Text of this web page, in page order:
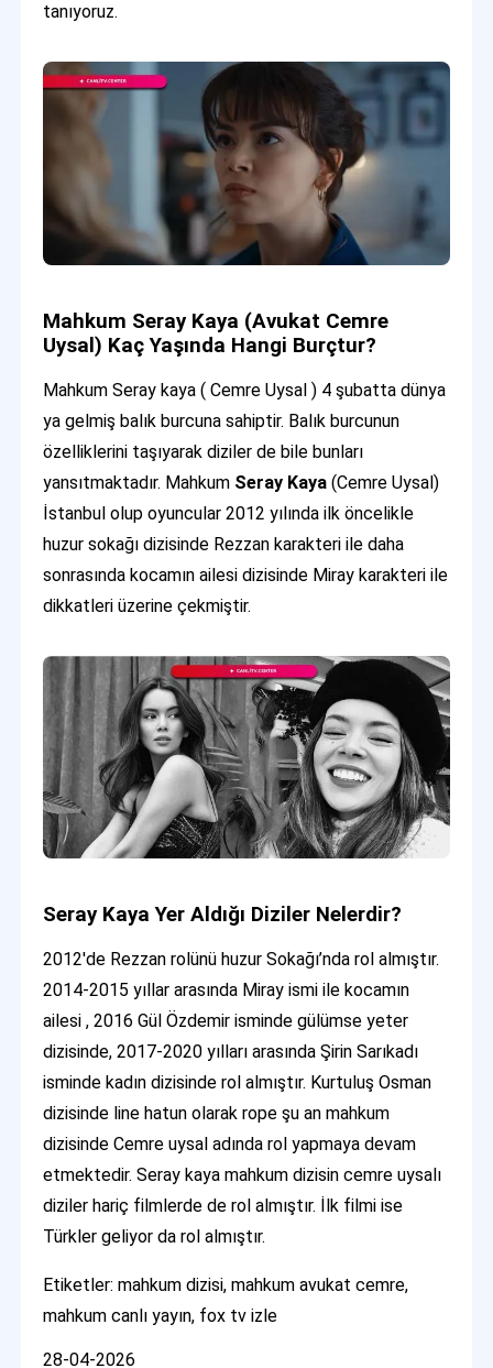
tanıyoruz.
Mahkum Seray Kaya (Avukat Cemre
Uysal) Kaç Yaşında Hangi Burçtur?
Mahkum Seray kaya ( Cemre Uysal ) 4 şubatta dünya
ya gelmiş balık burcuna sahiptir. Balık burcunun
özelliklerini taşıyarak diziler de bile bunları
yansıtmaktadır. Mahkum Seray Kaya (Cemre Uysal)
İstanbul olup oyuncular 2012 yılında ilk öncelikle
huzur sokağı dizisinde Rezzan karakteri ile daha
sonrasında kocamın ailesi dizisinde Miray karakteri ile
dikkatleri üzerine çekmiştir.
Seray Kaya Yer Aldığı Diziler Nelerdir?
2012'de Rezzan rolünü huzur Sokağı’nda rol almıştır.
2014-2015 yıllar arasında Miray ismi ile kocamın
ailesi , 2016 Gül Özdemir isminde gülümse yeter
dizisinde, 2017-2020 yılları arasında Şirin Sarıkadı
isminde kadın dizisinde rol almıştır. Kurtuluş Osman
dizisinde line hatun olarak rope şu an mahkum
dizisinde Cemre uysal adında rol yapmaya devam
etmektedir. Seray kaya mahkum dizisin cemre uysalı
diziler hariç filmlerde de rol almıştır. İlk filmi ise
Türkler geliyor da rol almıştır.
Etiketler: mahkum dizisi, mahkum avukat cemre,
mahkum canlı yayın, fox tv izle
28-04-2026